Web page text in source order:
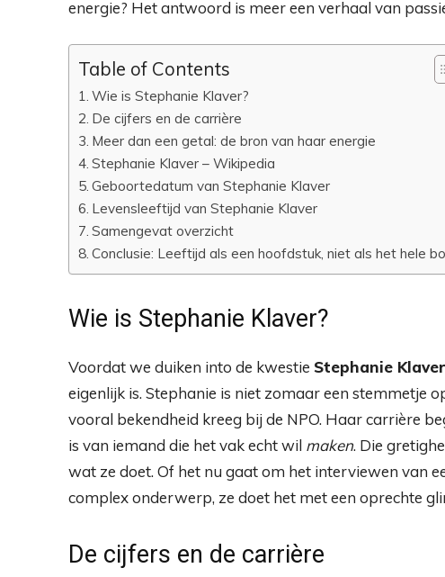
energie? Het antwoord is meer een verhaal van
Table of Contents
Wie is Stephanie Klaver?
De cijfers en de carrière
Meer dan een getal: de bron van haar energie
Stephanie Klaver – Wikipedia
Geboortedatum van Stephanie Klaver
Levensleeftijd van Stephanie Klaver
Samengevat overzicht
Conclusie: Leeftijd als een hoofdstuk, niet als het hele
Wie is Stephanie Klaver?
Voordat we duiken into de kwestie Stephanie
eigenlijk is. Stephanie is niet zomaar een stemmetje
vooral bekendheid kreeg bij de NPO. Haar carrière
is van iemand die het vak echt wil maken. Die
wat ze doet. Of het nu gaat om het interviewen van
complex onderwerp, ze doet het met een oprechte
De cijfers en de carrière